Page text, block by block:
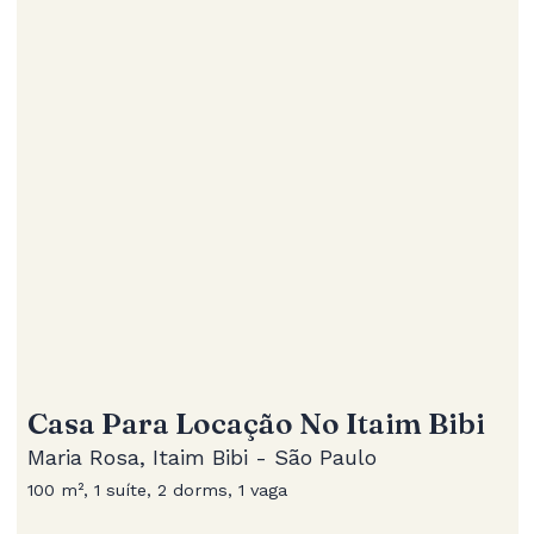
Casa Para Locação No Itaim Bibi
Maria Rosa, Itaim Bibi - São Paulo
100 m², 1 suíte, 2 dorms, 1 vaga